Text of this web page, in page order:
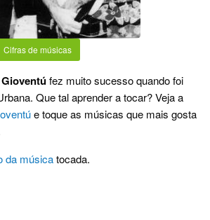
Cifras de músicas
fez muito sucesso quando foi
Que tal aprender a tocar? Veja a
e toque as músicas que mais gosta
da músicatocada.